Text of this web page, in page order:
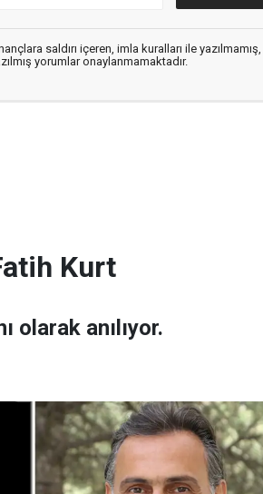
saldırı içeren, imla kuralları ile yazılmamış,
yorumlar onaylanmamaktadır.
Kurt
olarak anılıyor.